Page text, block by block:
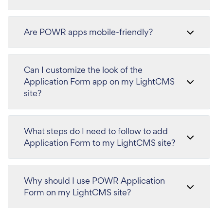
Are POWR apps mobile-friendly?
Can I customize the look of the
Application Form app on my LightCMS
site?
What steps do I need to follow to add
Application Form to my LightCMS site?
Why should I use POWR Application
Form on my LightCMS site?